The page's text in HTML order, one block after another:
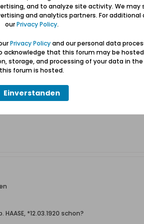
nachdem er erst in Eschdorf (Luxemburg)
Kriegsgräberfürsorge habe ich bereits
Unterlagen gibt.
ein großes Ganzes wird.
Seiten erzählen
*12.03.1920 schon?
and to analyze site activity. We may
and analytics partners. For additional
ourPrivacy Policy.
Privacy Policyand our personal data
acknowledge that this forum may be
storage, and processing of your data in
this forum is hosted.
Einverstanden